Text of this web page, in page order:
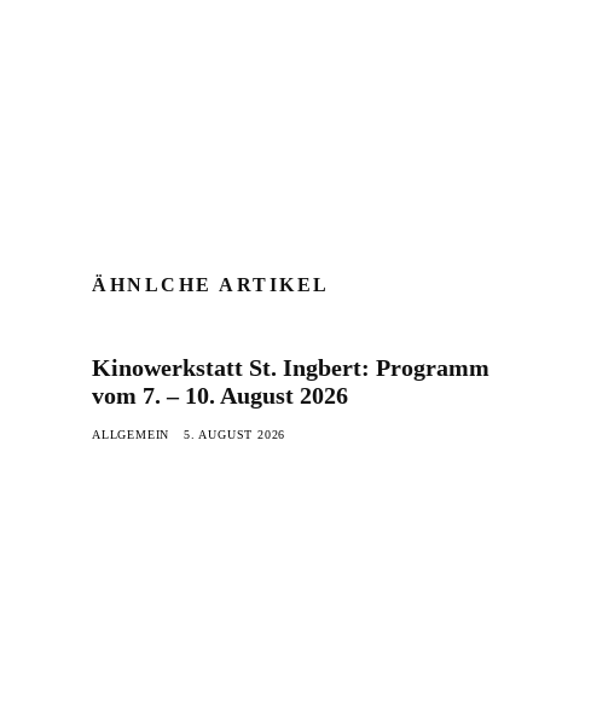
ÄHNLCHE ARTIKEL
Kinowerkstatt St. Ingbert: Programm
vom 7. – 10. August 2026
ALLGEMEIN 5. AUGUST 2026